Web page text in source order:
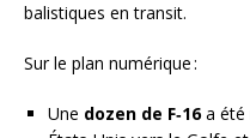
balistiques en transit.
Sur le plan numérique :
Une dozen de F‑16a été